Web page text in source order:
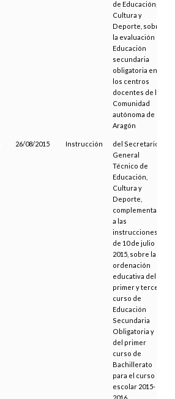
de Educación,
Cultura y
Deporte, sobre
la evaluación en
Educación
secundaria
obligatoria en
los centros
docentes de la
Comunidad
autónoma de
Aragón
26/08/2015 Instrucción
del Secretario
General
Técnico de
Educación,
Cultura y
Deporte,
complementaria
a las
instrucciones
de 10 de julio de
2015, sobre la
ordenación
educativa del
primer y tercer
curso de
Educación
Secundaria
Obligatoria y
del primer
curso de
Bachillerato
para el curso
escolar 2015-